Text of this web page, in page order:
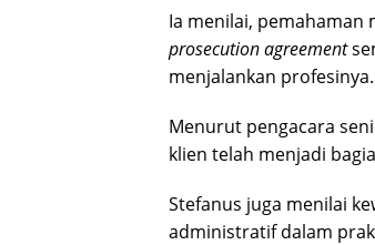
Ia menilai, pemahaman
prosecution agreement
menjalankan profesinya.
Menurut pengacara
klien telah menjadi
Stefanus juga menilai
administratif dalam